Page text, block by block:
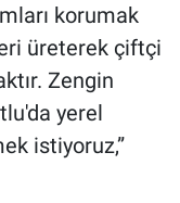
korumak
üreterek çiftçi
Zengin
yerel
istiyoruz,”